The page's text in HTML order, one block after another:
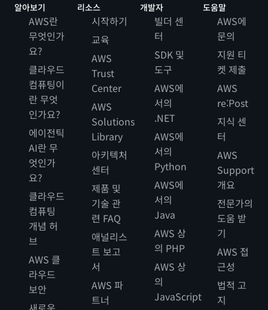
알아보기
AWS란
무엇인가
요?
클라우드
컴퓨팅이
란 무엇
인가요?
에이전틱
AI란 무
엇인가
요?
클라우드
컴퓨팅
개념 허
브
AWS 클
라우드
보안
리소스
시작하기
교육
AWS
Trust
Center
AWS
Solutions
Library
아키텍처
센터
제품 및
기술 관
련 FAQ
애널리스
트 보고
서
AWS 파
트너
개발자
빌더 센
터
SDK 및
도구
AWS에
서의
.NET
AWS에
서의
Python
AWS에
서의
Java
AWS 상
의 PHP
AWS 상
의
JavaScript
도움말
AWS에
문의
지원 티
켓 제출
AWS
re:Post
지식 센
터
AWS
Support
개요
전문가의
도움 받
기
AWS 접
근성
법적 고
지